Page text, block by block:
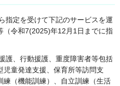
指定を受けて下記のサービスを運
（令和7(2025)年12月1日までに指
護、行動援護、重度障害者等包括
童発達支援、保育所等訪問支
（機能訓練）、自立訓練（生活